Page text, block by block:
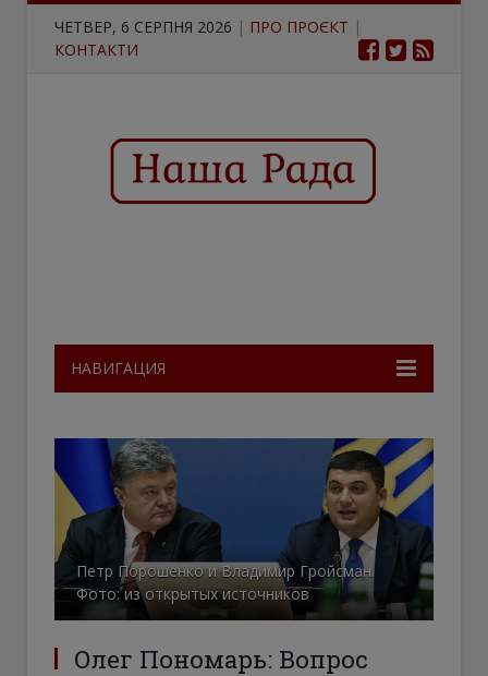
ЧЕТВЕР, 6 СЕРПНЯ 2026 | ПРО ПРОЄКТ |
КОНТАКТИ
НАВИГАЦИЯ
Петр Порошенко и Владимир Гройсман.
Фото: из открытых источников
Олег Пономарь: Вопрос